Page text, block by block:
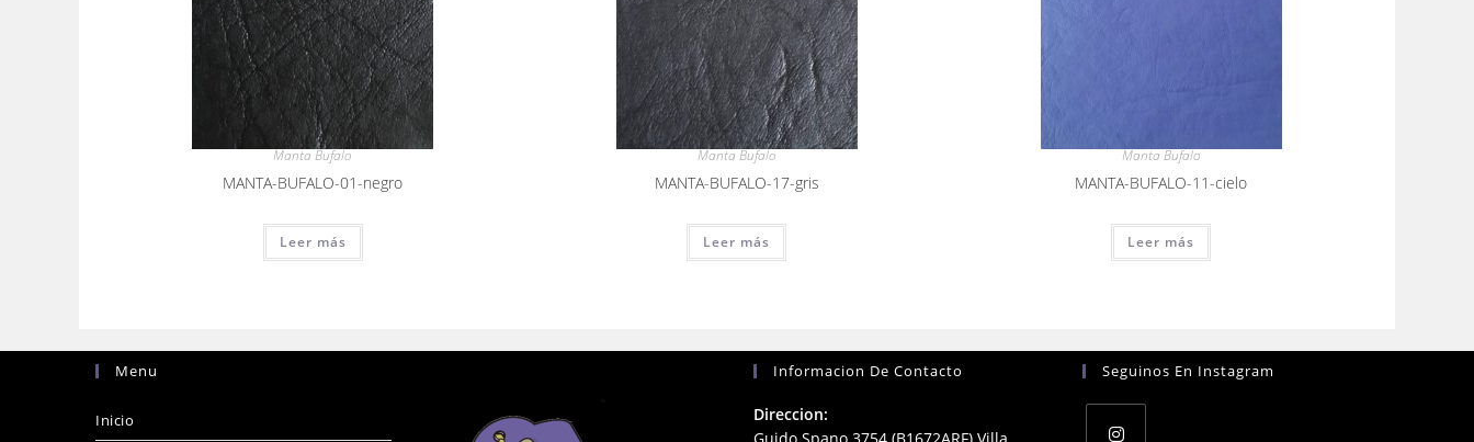
Manta Bufalo
MANTA-BUFALO-01-negro
Leer más
Manta Bufalo
MANTA-BUFALO-17-gris
Leer más
Manta Bufalo
MANTA-BUFALO-11-cielo
Leer más
Menu
Inicio
Informacion De Contacto
Direccion:
Seguinos En Instagram